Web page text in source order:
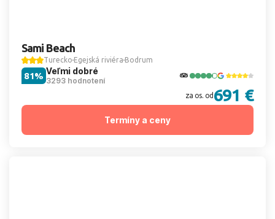
Sami Beach
Turecko Egejská riviéra Bodrum
Veľmi dobré
3293 hodnotení
81%
za os. od 691 €
Termíny a ceny